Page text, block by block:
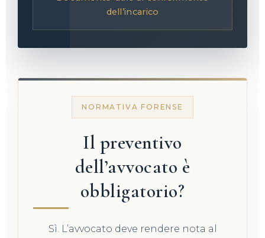
dell’incarico
NORMATIVA FORENSE
Il preventivo
dell’avvocato è
obbligatorio?
Sì. L’avvocato deve rendere nota al